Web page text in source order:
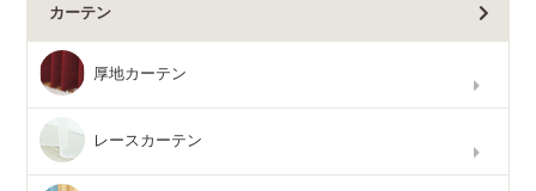
カーテン
厚地カーテン
レースカーテン